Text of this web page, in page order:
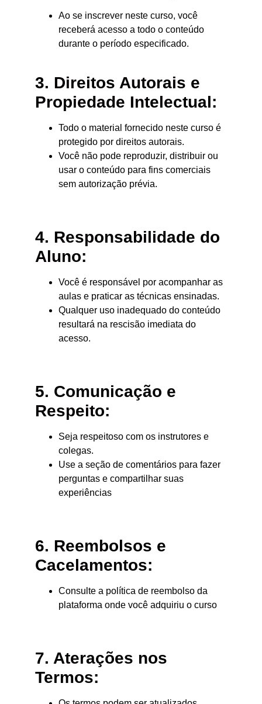
Ao se inscrever neste curso, você
receberá acesso a todo o conteúdo
durante o período especificado.
3. Direitos Autorais e
Propiedade Intelectual:
Todo o material fornecido neste curso é
protegido por direitos autorais.
Você não pode reproduzir, distribuir ou
usar o conteúdo para fins comerciais
sem autorização prévia.
4. Responsabilidade do
Aluno:
Você é responsável por acompanhar as
aulas e praticar as técnicas ensinadas.
Qualquer uso inadequado do conteúdo
resultará na rescisão imediata do
acesso.
5. Comunicação e
Respeito:
Seja respeitoso com os instrutores e
colegas.
Use a seção de comentários para fazer
perguntas e compartilhar suas
experiências
6. Reembolsos e
Cacelamentos:
Consulte a política de reembolso da
plataforma onde você adquiriu o curso
7. Aterações nos
Termos: